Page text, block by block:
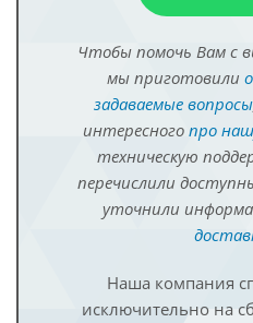
Чтобы помочь Вам с
мы приготовили
задаваемые вопросы
интересного про
техническую
перечислили
уточнили
Наша компания
исключительно на